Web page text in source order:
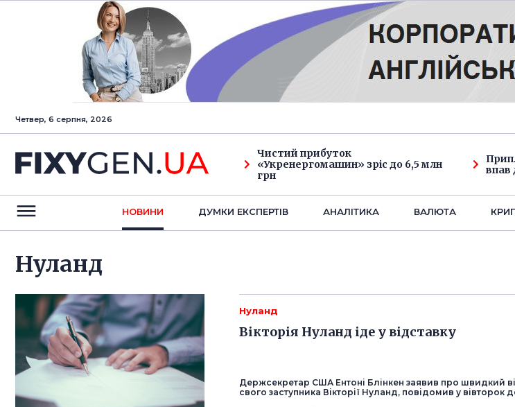
Четвер, 6 серпня, 2026
Чистий прибуток
«Укренергомашин» зріс до 6,5 млн
грн
впав
НОВИНИ ДУМКИ ЕКСПЕРТIВ АНАЛIТИКА ВАЛЮТА
Нуланд
Нуланд
Вікторія Нуланд іде у відставку
Держсекретар США Ентоні Блінкен заявив про швидкий
свого заступника Вікторії Нуланд, повідомив у вівторок